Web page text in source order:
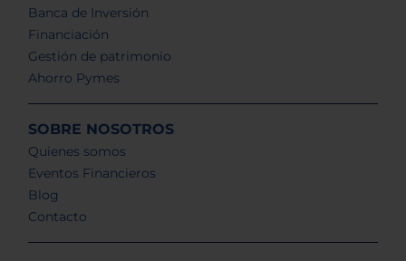
Banca de Inversión
Financiación
Gestión de patrimonio
Ahorro Pymes
SOBRE NOSOTROS
Quienes somos
Eventos Financieros
Blog
Contacto